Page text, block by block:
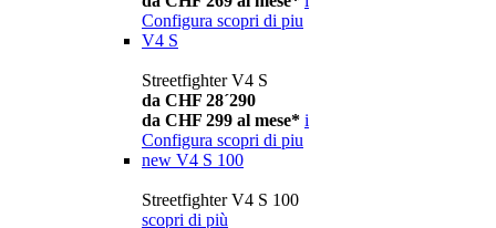
Configura scopri di piu
V4 S
Streetfighter V4 S
da CHF 28´290
da CHF 299 al mese* i
Configura scopri di piu
new V4 S 100
Streetfighter V4 S 100
scopri di più